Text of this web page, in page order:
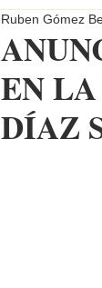
EN
DÍAZ
Ruben Gómez